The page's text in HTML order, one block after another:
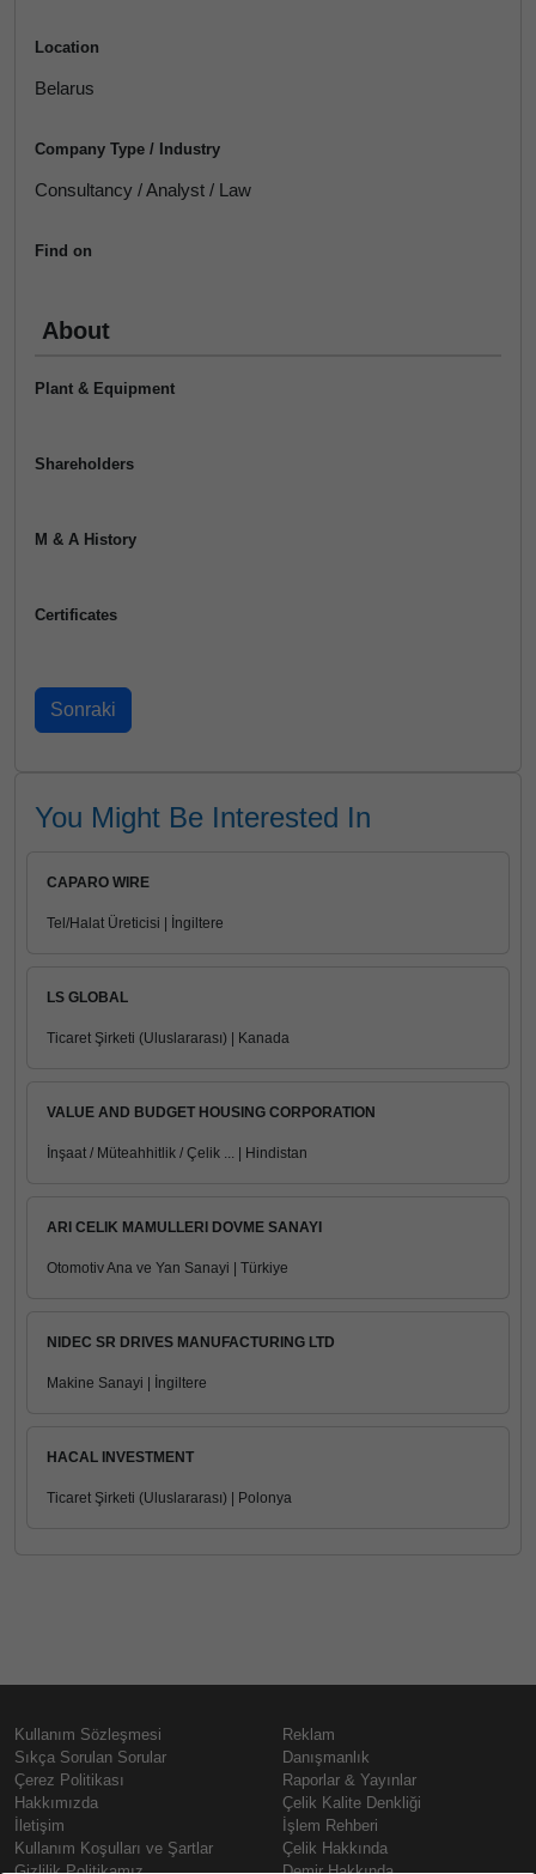
Location
Belarus
Company Type / Industry
Consultancy / Analyst / Law
Find on
About
Plant & Equipment
Shareholders
M & A History
Certificates
You Might Be Interested In
CAPARO WIRE
Tel/Halat Üreticisi | İngiltere
LS GLOBAL
Ticaret Şirketi (Uluslararası) | Kanada
VALUE AND BUDGET HOUSING CORPORATION
İnşaat / Müteahhitlik / Çelik ... | Hindistan
ARI CELIK MAMULLERI DOVME SANAYI
Otomotiv Ana ve Yan Sanayi | Türkiye
NIDEC SR DRIVES MANUFACTURING LTD
Makine Sanayi | İngiltere
HACAL INVESTMENT
Ticaret Şirketi (Uluslararası) | Polonya
Kullanım Sözleşmesi
Sıkça Sorulan Sorular
Çerez Politikası
Hakkımızda
İletişim
Kullanım Koşulları ve Şartlar
Reklam
Danışmanlık
Raporlar & Yayınlar
Çelik Kalite Denkliği
İşlem Rehberi
Çelik Hakkında